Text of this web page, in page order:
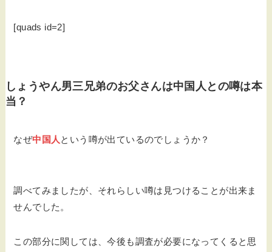
[quads id=2]
しょうやん男三兄弟のお父さんは中国人との噂は本
当？
なぜ中国人という噂が出ているのでしょうか？
調べてみましたが、それらしい噂は見つけることが出来ま
せんでした。
この部分に関しては、今後も調査が必要になってくると思